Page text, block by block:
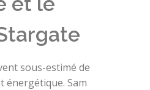
sous-estimé de
énergétique. Sam